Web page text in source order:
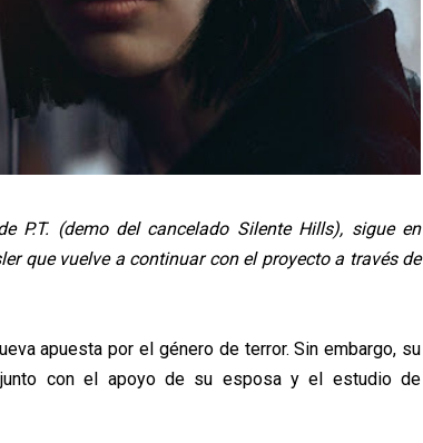
P.T. (demo del cancelado Silente Hills), sigue en
que vuelve a continuar con el proyecto a través de
apuesta por el género de terror. Sin embargo, su
junto con el apoyo de su esposa y el estudio de